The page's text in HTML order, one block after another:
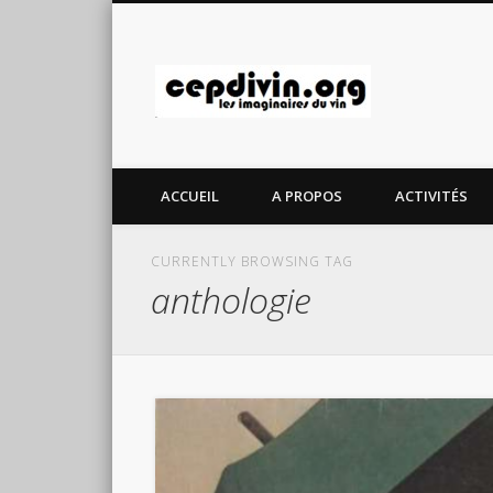
ACCUEIL A PROPOS ACTIVITÉS
CURRENTLY BROWSING TAG
anthologie